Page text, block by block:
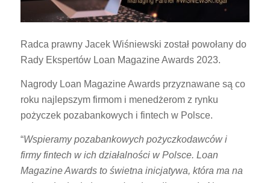
Radca prawny Jacek Wiśniewski został powołany do
Rady Ekspertów Loan Magazine Awards 2023.
Nagrody Loan Magazine Awards przyznawane są co
roku najlepszym firmom i menedżerom z rynku
pożyczek pozabankowych i fintech w Polsce.
“Wspieramy pozabankowych pożyczkodawców i
firmy fintech w ich działalności w Polsce. Loan
Magazine Awards to świetna inicjatywa, która ma na